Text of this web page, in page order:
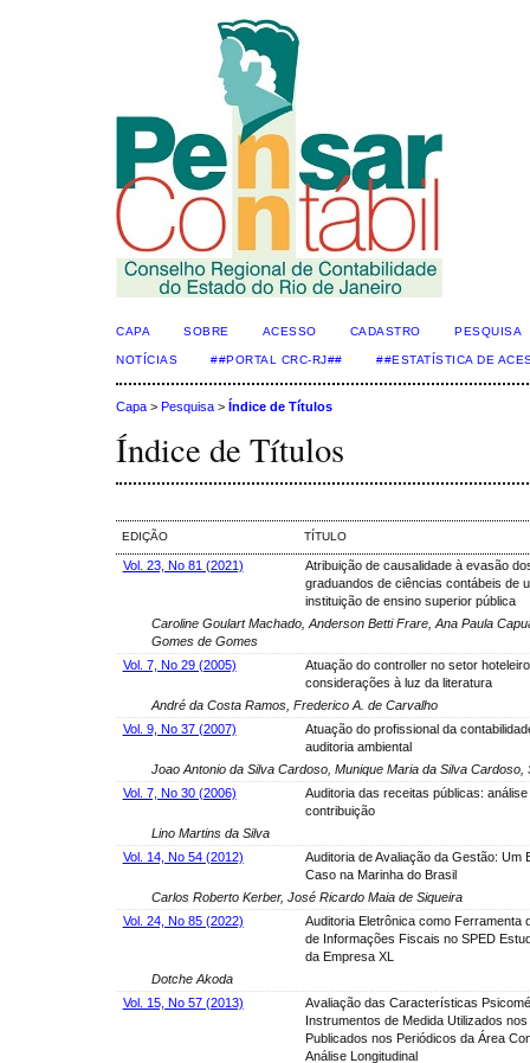
CAPA SOBRE ACESSO CADASTRO PESQUISA
NOTÍCIAS ##PORTAL CRC-RJ## ##ESTATÍSTICA DE
Capa > Pesquisa > Índice de Títulos
Índice de Títulos
EDIÇÃO TÍTULO
Vol. 23, No 81 (2021)
Atribuição de causalidade à evasão
graduandos de ciências contábeis de
instituição de ensino superior pública
Caroline Goulart Machado, Anderson Betti Frare, Ana Paula
Gomes de Gomes
Vol. 7, No 29 (2005)
Atuação do controller no setor
considerações à luz da literatura
André da Costa Ramos, Frederico A. de Carvalho
Vol. 9, No 37 (2007)
Atuação do profissional da
auditoria ambiental
Joao Antonio da Silva Cardoso, Munique Maria da Silva Cardoso,
Vol. 7, No 30 (2006)
Auditoria das receitas públicas:
contribuição
Lino Martins da Silva
Vol. 14, No 54 (2012)
Auditoria de Avaliação da Gestão: Um
Caso na Marinha do Brasil
Carlos Roberto Kerber, José Ricardo Maia de Siqueira
Vol. 24, No 85 (2022)
Auditoria Eletrônica como Ferramenta
de Informações Fiscais no SPED
da Empresa XL
Dotche Akoda
Vol. 15, No 57 (2013)
Avaliação das Características
Instrumentos de Medida Utilizados nos
Publicados nos Periódicos da Área
Análise Longitudinal